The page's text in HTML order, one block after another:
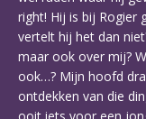
right! Hij is bij Rogier
vertelt hij het dan
maar ook over mij?
ook…? Mijn hoofd
ontdekken van die